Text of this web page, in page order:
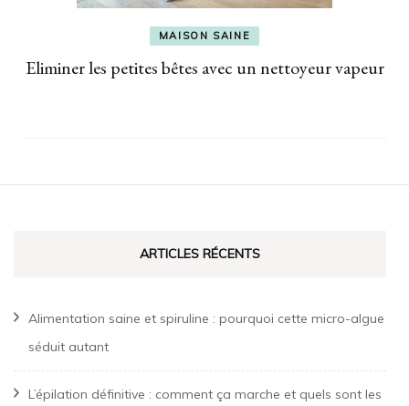
MAISON SAINE
Eliminer les petites bêtes avec un nettoyeur vapeur
ARTICLES RÉCENTS
Alimentation saine et spiruline : pourquoi cette micro-algue
séduit autant
L’épilation définitive : comment ça marche et quels sont les